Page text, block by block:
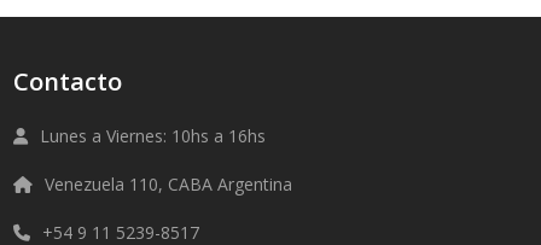
Contacto
Lunes a Viernes: 10hs a 16hs
Venezuela 110, CABA Argentina
+54 9 11 5239-8517